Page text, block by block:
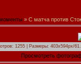
» С матча против
1255 | Размеры: 403x594px/
Просмотреть